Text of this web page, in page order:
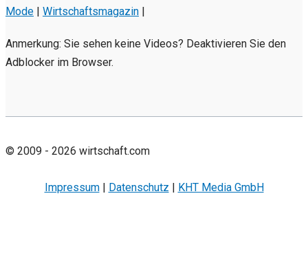
Mode | Wirtschaftsmagazin |
Anmerkung: Sie sehen keine Videos? Deaktivieren Sie den
Adblocker im Browser.
© 2009 - 2026 wirtschaft.com
Impressum| Datenschutz | KHT Media GmbH